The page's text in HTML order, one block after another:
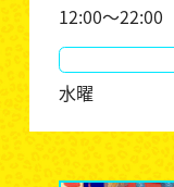
12:00～22:00
水曜